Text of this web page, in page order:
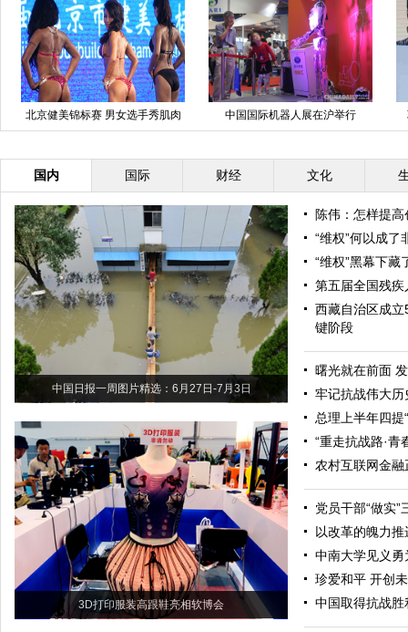
北京健美锦标赛 男女选手秀肌肉
拼线条
中国国际机器人展在沪举行
国内 国际 财经 文化
中国日报一周图片精选：6月27日-7月3日
3D打印服装高跟鞋亮相软博会
陈伟：怎样提
“维权”何以成了
“维权”黑幕下
第五届全国残
西藏自治区成
键阶段
曙光就在前面
牢记抗战伟大
总理上半年四提
“重走抗战路·青
农村互联网金融
党员干部“做实”
以改革的魄力
中南大学见义勇
珍爱和平 开创
中国取得抗战